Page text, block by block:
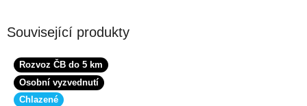
Související produkty
Rozvoz ČB do 5 km
Osobní vyzvednutí
Chlazené